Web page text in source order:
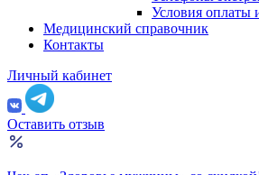
Условия оплаты
Медицинский справочник
Контакты
Личный кабинет
Оставить отзыв